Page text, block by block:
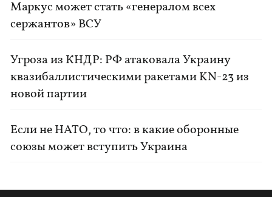
Маркус может стать «генералом всех
сержантов» ВСУ
Угроза из КНДР: РФ атаковала Украину
квазибаллистическими ракетами KN-23 из
новой партии
Если не НАТО, то что: в какие оборонные
союзы может вступить Украина